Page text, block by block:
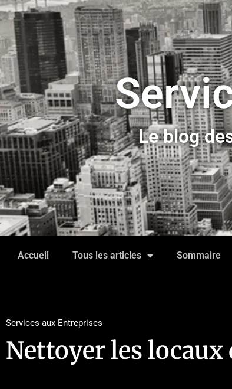
Le blog
Accueil Tous les articles Sommaire
Services aux Entreprises
Nettoyer les locaux